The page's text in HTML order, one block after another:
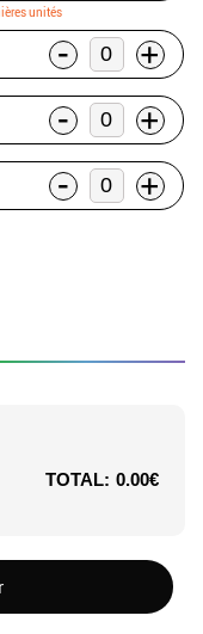
unités
- +
- +
- +
TOTAL: 0.00€